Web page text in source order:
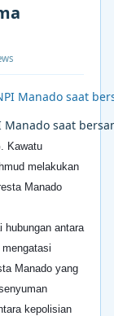
saat
Kawatu
melakukan
Manado
hubungan antara
Manado yang
kepolisian